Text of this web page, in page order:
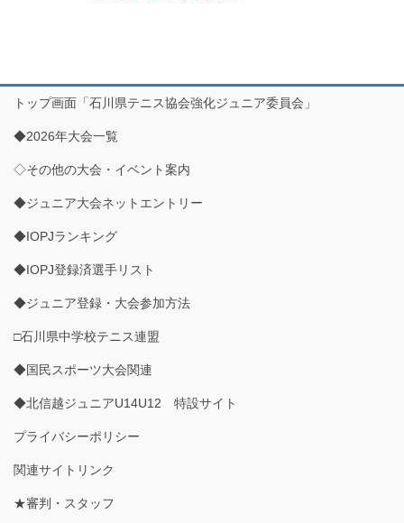
トップ画面「石川県テニス協会強化ジュニア委員会」
◆2026年大会一覧
◇その他の大会・イベント案内
◆ジュニア大会ネットエントリー
◆IOPJランキング
◆IOPJ登録済選手リスト
◆ジュニア登録・大会参加方法
□石川県中学校テニス連盟
◆国民スポーツ大会関連
◆北信越ジュニアU14U12 特設サイト
プライバシーポリシー
関連サイトリンク
★審判・スタッフ